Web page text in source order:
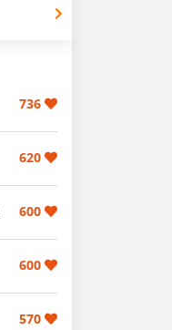
736
620
600
600
570